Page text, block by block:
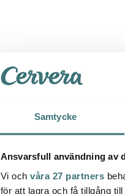
Samtycke
Ansvarsfull användning av
Vi och våra 27 partners
för att lagra och få tillgång